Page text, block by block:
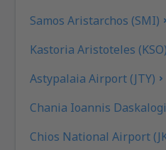
Samos Aristarchos (SMI)
Kastoria Aristoteles (KSO)
Astypalaia Airport (JTY)
Chania Ioannis
Chios National Airport